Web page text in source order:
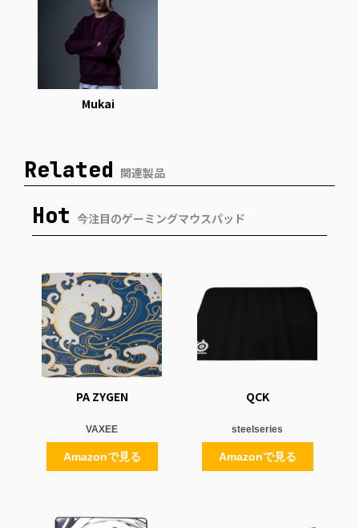
Mukai
Related 関連製品
Hot 今注目のゲーミングマウスパッド
PA ZYGEN
VAXEE
Amazonで見る
QCK
steelseries
Amazonで見る